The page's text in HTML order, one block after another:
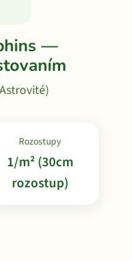
—
Rozostupy
1/m² (30cm
rozostup)